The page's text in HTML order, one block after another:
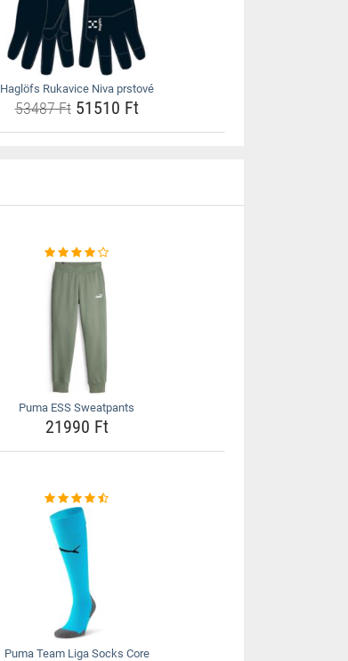
Haglöfs Rukavice Niva prstové
53487 Ft51510 Ft
Puma ESS Sweatpants
21990 Ft
Puma Team Liga Socks Core